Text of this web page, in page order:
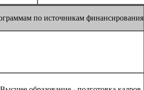
по источникам финансирования